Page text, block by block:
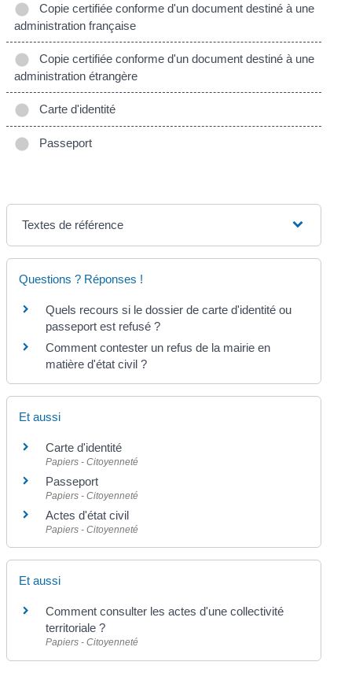
Copie certifiée conforme d'un document destiné à une
administration française
Copie certifiée conforme d'un document destiné à une
administration étrangère
Carte d'identité
Passeport
Textes de référence
Questions ? Réponses !
Quels recours si le dossier de carte d'identité ou
passeport est refusé ?
Comment contester un refus de la mairie en
matière d'état civil ?
Et aussi
Carte d'identité
Papiers - Citoyenneté
Passeport
Papiers - Citoyenneté
Actes d'état civil
Papiers - Citoyenneté
Et aussi
Comment consulter les actes d'une collectivité
territoriale ?
Papiers - Citoyenneté